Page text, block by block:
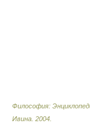
Философия:
Ивина 2004